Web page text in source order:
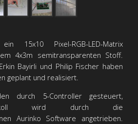
15x10 Pixel-RGB-LED-Matrix
4x3m semitransparenten Stoff.
Bayirli und Philip Fischer haben
geplant und realisiert.
durch 5-Controller gesteuert,
wird durch die
Aurinko Software angetrieben.